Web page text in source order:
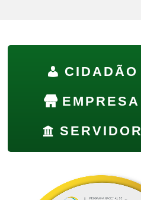
CIDADÃO
EMPRESA
SERVIDOR